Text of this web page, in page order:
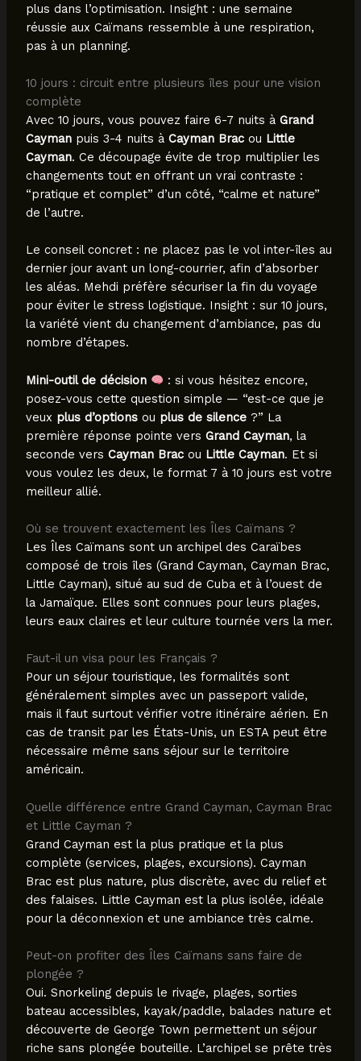
plus dans l’optimisation. Insight : une semaine
réussie aux Caïmans ressemble à une respiration,
pas à un planning.
10 jours : circuit entre plusieurs îles pour une vision
complète
Avec 10 jours, vous pouvez faire 6-7 nuits à Grand
Caymanpuis 3-4 nuits à Cayman Bracou Little
Cayman. Ce découpage évite de trop multiplier les
changements tout en offrant un vrai contraste :
“pratique et complet” d’un côté, “calme et nature”
de l’autre.
Le conseil concret : ne placez pas le vol inter-îles au
dernier jour avant un long-courrier, afin d’absorber
les aléas. Mehdi préfère sécuriser la fin du voyage
pour éviter le stress logistique. Insight : sur 10 jours,
la variété vient du changement d’ambiance, pas du
nombre d’étapes.
Mini-outil de décision
: si vous hésitez encore,
posez-vous cette question simple — “est-ce que je
veux plus d’optionsou plus de silence?” La
première réponse pointe vers Grand Cayman, la
seconde vers Cayman Bracou Little Cayman. Et si
vous voulez les deux, le format 7 à 10 jours est votre
meilleur allié.
Où se trouvent exactement les Îles Caïmans ?
Les Îles Caïmans sont un archipel des Caraïbes
composé de trois îles (Grand Cayman, Cayman Brac,
Little Cayman), situé au sud de Cuba et à l’ouest de
la Jamaïque. Elles sont connues pour leurs plages,
leurs eaux claires et leur culture tournée vers la mer.
Faut-il un visa pour les Français ?
Pour un séjour touristique, les formalités sont
généralement simples avec un passeport valide,
mais il faut surtout vérifier votre itinéraire aérien. En
cas de transit par les États-Unis, un ESTA peut être
nécessaire même sans séjour sur le territoire
américain.
Quelle différence entre Grand Cayman, Cayman Brac
et Little Cayman ?
Grand Cayman est la plus pratique et la plus
complète (services, plages, excursions). Cayman
Brac est plus nature, plus discrète, avec du relief et
des falaises. Little Cayman est la plus isolée, idéale
pour la déconnexion et une ambiance très calme.
Peut-on profiter des Îles Caïmans sans faire de
plongée ?
Oui. Snorkeling depuis le rivage, plages, sorties
bateau accessibles, kayak/paddle, balades nature et
découverte de George Town permettent un séjour
riche sans plongée bouteille. L’archipel se prête très